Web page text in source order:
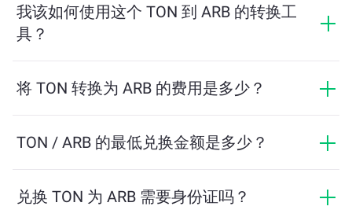
场行情、供需关系和流动性等因素实时波动。
我该如何使用这个 TON 到 ARB 的转换工
具？
可获得的 ARB 数量。然后按照提示步骤完成交易即可。
将 TON 转换为 ARB 的费用是多少？
ChangeNOW 提供具有竞争力的费率，没有隐藏费用，
TON / ARB 的最低兑换金额是多少？
保顺利交易所需的最低金额。但在大多数情况下，最低
兑换 TON 为 ARB 需要身份证吗？